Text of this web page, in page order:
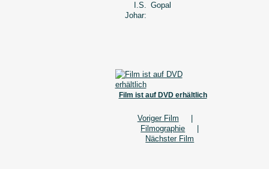
I.S.
Johar:
Gopal
Film ist auf DVD erhältlich
Voriger Film
Filmographie
Nächster Film